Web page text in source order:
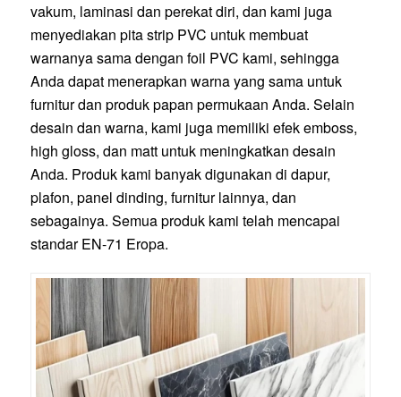
vakum, laminasi dan perekat diri, dan kami juga
menyediakan pita strip PVC untuk membuat
warnanya sama dengan foil PVC kami, sehingga
Anda dapat menerapkan warna yang sama untuk
furnitur dan produk papan permukaan Anda. Selain
desain dan warna, kami juga memiliki efek emboss,
high gloss, dan matt untuk meningkatkan desain
Anda. Produk kami banyak digunakan di dapur,
plafon, panel dinding, furnitur lainnya, dan
sebagainya. Semua produk kami telah mencapai
standar EN-71 Eropa.